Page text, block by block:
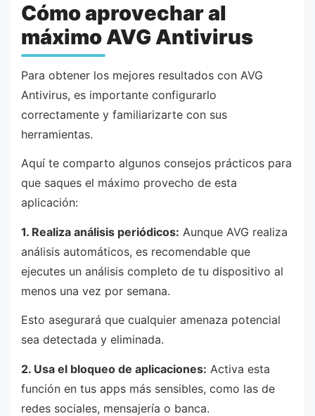
Cómo aprovechar al
máximo AVG Antivirus
Para obtener los mejores resultados con AVG
Antivirus, es importante configurarlo
correctamente y familiarizarte con sus
herramientas.
Aquí te comparto algunos consejos prácticos para
que saques el máximo provecho de esta
aplicación:
1. Realiza análisis periódicos: Aunque AVG realiza
análisis automáticos, es recomendable que
ejecutes un análisis completo de tu dispositivo al
menos una vez por semana.
Esto asegurará que cualquier amenaza potencial
sea detectada y eliminada.
2. Usa el bloqueo de aplicaciones: Activa esta
función en tus apps más sensibles, como las de
redes sociales, mensajería o banca.